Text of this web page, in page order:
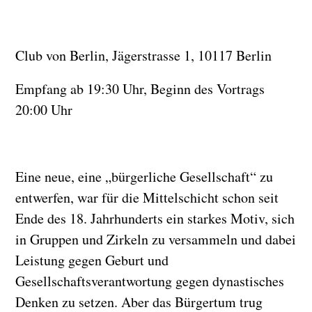
Club von Berlin, Jägerstrasse 1, 10117 Berlin
Empfang ab 19:30 Uhr, Beginn des Vortrags
20:00 Uhr
Eine neue, eine „bürgerliche Gesellschaft“ zu
entwerfen, war für die Mittelschicht schon seit
Ende des 18. Jahrhunderts ein starkes Motiv, sich
in Gruppen und Zirkeln zu versammeln und dabei
Leistung gegen Geburt und
Gesellschaftsverantwortung gegen dynastisches
Denken zu setzen. Aber das Bürgertum trug